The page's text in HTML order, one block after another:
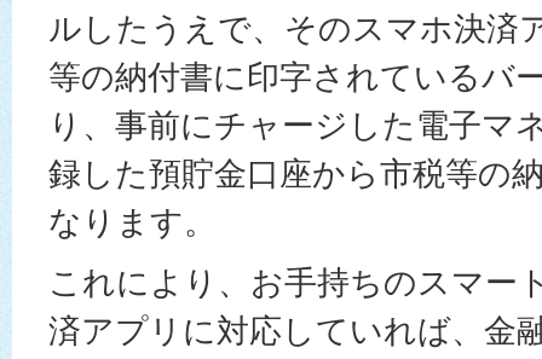
ルしたうえで、そのスマホ決済
等の納付書に印字されているバ
り、事前にチャージした電子マ
録した預貯金口座から市税等の
なります。
これにより、お手持ちのスマー
済アプリに対応していれば、金